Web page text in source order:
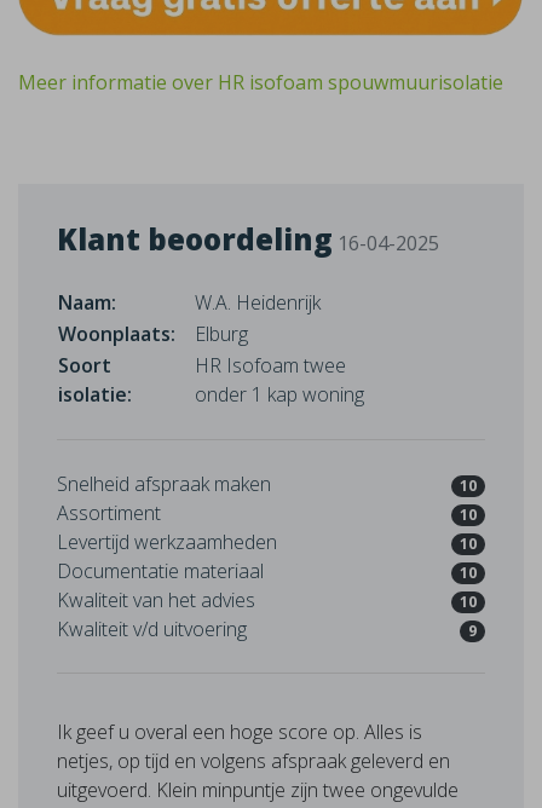
Meer informatie over HR isofoam spouwmuurisolatie
Klant beoordeling 16-04-2025
Naam:
W.A. Heidenrijk
Woonplaats:
Elburg
Soort
isolatie:
HR Isofoam twee
onder 1 kap woning
Snelheid afspraak maken 10
Assortiment 10
Levertijd werkzaamheden 10
Documentatie materiaal 10
Kwaliteit van het advies 10
Kwaliteit v/d uitvoering 9
Ik geef u overal een hoge score op. Alles is
netjes, op tijd en volgens afspraak geleverd en
uitgevoerd. Klein minpuntje zijn twee ongevulde